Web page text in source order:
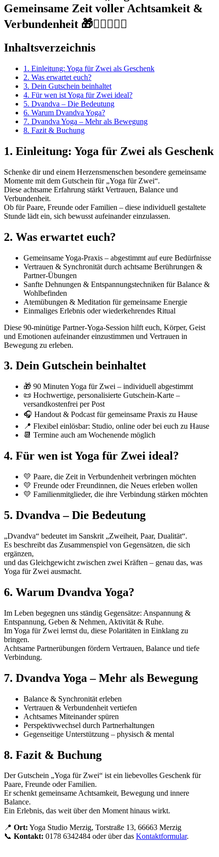
Gemeinsame Zeit voller Achtsamkeit &
Verbundenheit 🎁🧘‍♂️🧘‍♀️✨
Inhaltsverzeichnis
1. Einleitung: Yoga für Zwei als Geschenk
2. Was erwartet euch?
3. Dein Gutschein beinhaltet
4. Für wen ist Yoga für Zwei ideal?
5. Dvandva – Die Bedeutung
6. Warum Dvandva Yoga?
7. Dvandva Yoga – Mehr als Bewegung
8. Fazit & Buchung
1. Einleitung: Yoga für Zwei als Geschenk
Schenke dir und einem Herzensmenschen besondere gemeinsame
Momente mit dem Gutschein für „Yoga für Zwei“.
Diese achtsame Erfahrung stärkt Vertrauen, Balance und
Verbundenheit.
Ob für Paare, Freunde oder Familien – diese individuell gestaltete
Stunde lädt ein, sich bewusst aufeinander einzulassen.
2. Was erwartet euch?
Gemeinsame Yoga-Praxis – abgestimmt auf eure Bedürfnisse
Vertrauen & Synchronität durch achtsame Berührungen &
Partner-Übungen
Sanfte Dehnungen & Entspannungstechniken für Balance &
Wohlbefinden
Atemübungen & Meditation für gemeinsame Energie
Einmaliges Erlebnis oder wiederkehrendes Ritual
Diese 90-minütige Partner-Yoga-Session hilft euch, Körper, Geist
und Emotionen aufeinander einzustimmen und Vertrauen in
Bewegung zu erleben.
3. Dein Gutschein beinhaltet
🎁 90 Minuten Yoga für Zwei – individuell abgestimmt
📜 Hochwertige, personalisierte Gutschein-Karte –
versandkostenfrei per Post
🎧 Handout & Podcast für gemeinsame Praxis zu Hause
📍 Flexibel einlösbar: Studio, online oder bei euch zu Hause
📆 Termine auch am Wochenende möglich
4. Für wen ist Yoga für Zwei ideal?
💛 Paare, die Zeit in Verbundenheit verbringen möchten
💛 Freunde oder Freundinnen, die Neues erleben wollen
💛 Familienmitglieder, die ihre Verbindung stärken möchten
5. Dvandva – Die Bedeutung
„Dvandva“ bedeutet im Sanskrit „Zweiheit, Paar, Dualität“.
Es beschreibt das Zusammenspiel von Gegensätzen, die sich
ergänzen,
und das Gleichgewicht zwischen zwei Kräften – genau das, was
Yoga für Zwei ausmacht.
6. Warum Dvandva Yoga?
Im Leben begegnen uns ständig Gegensätze: Anspannung &
Entspannung, Geben & Nehmen, Aktivität & Ruhe.
Im Yoga für Zwei lernst du, diese Polaritäten in Einklang zu
bringen.
Achtsame Partnerübungen fördern Vertrauen, Balance und tiefe
Verbindung.
7. Dvandva Yoga – Mehr als Bewegung
Balance & Synchronität erleben
Vertrauen & Verbundenheit vertiefen
Achtsames Miteinander spüren
Perspektivwechsel durch Partnerhaltungen
Gegenseitige Unterstützung – physisch & mental
8. Fazit & Buchung
Der Gutschein „Yoga für Zwei“ ist ein liebevolles Geschenk für
Paare, Freunde oder Familien.
Er schenkt gemeinsame Achtsamkeit, Bewegung und innere
Balance.
Ein Erlebnis, das weit über den Moment hinaus wirkt.
📍 Ort: Yoga Studio Merzig, Torstraße 13, 66663 Merzig
📞 Kontakt: 0178 6342484 oder über das Kontaktformular.